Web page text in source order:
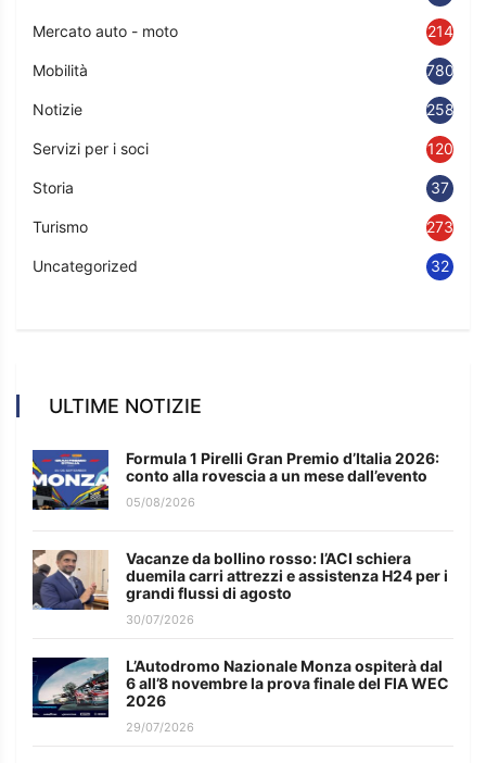
Mercato auto - moto 214
Mobilità 780
Notizie 2583
Servizi per i soci 120
Storia 37
Turismo 273
Uncategorized 32
ULTIME NOTIZIE
Formula 1 Pirelli Gran Premio d’Italia 2026:
conto alla rovescia a un mese dall’evento
05/08/2026
Vacanze da bollino rosso: l’ACI schiera
duemila carri attrezzi e assistenza H24 per i
grandi flussi di agosto
30/07/2026
L’Autodromo Nazionale Monza ospiterà dal
6 all’8 novembre la prova finale del FIA WEC
2026
29/07/2026